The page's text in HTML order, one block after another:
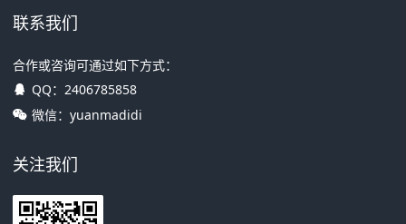
联系我们
合作或咨询可通过如下方式：
QQ： 2406785858
微信：yuanmadidi
关注我们